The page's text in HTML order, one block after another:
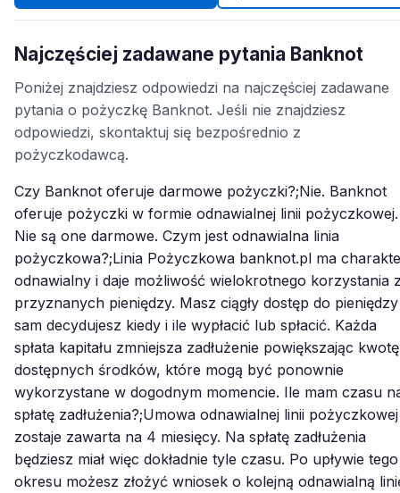
Najczęściej zadawane pytania Banknot
Poniżej znajdziesz odpowiedzi na najczęściej zadawane
pytania o pożyczkę Banknot. Jeśli nie znajdziesz
odpowiedzi, skontaktuj się bezpośrednio z
pożyczkodawcą.
Czy Banknot oferuje darmowe pożyczki?;Nie. Banknot
oferuje pożyczki w formie odnawialnej linii pożyczkowej.
Nie są one darmowe. Czym jest odnawialna linia
pożyczkowa?;Linia Pożyczkowa banknot.pl ma
odnawialny i daje możliwość wielokrotnego korzystania
przyznanych pieniędzy. Masz ciągły dostęp do
sam decydujesz kiedy i ile wypłacić lub spłacić. Każda
spłata kapitału zmniejsza zadłużenie powiększając kwotę
dostępnych środków, które mogą być ponownie
wykorzystane w dogodnym momencie. Ile mam czasu
spłatę zadłużenia?;Umowa odnawialnej linii pożyczkowej
zostaje zawarta na 4 miesięcy. Na spłatę zadłużenia
będziesz miał więc dokładnie tyle czasu. Po upływie tego
okresu możesz złożyć wniosek o kolejną odnawialną